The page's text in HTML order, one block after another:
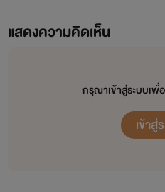
แสดงความคิดเห็น
กรุณาเข้าสู่ระบบเพื่
เข้าสู่